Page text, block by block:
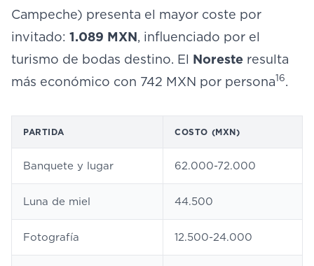
Campeche) presenta el mayor coste por
invitado: 1.089 MXN, influenciado por el
turismo de bodas destino. El Noreste resulta
más económico con 742 MXN por persona16.
PARTIDA COSTO (MXN)
Banquete y lugar 62.000-72.000
Luna de miel 44.500
Fotografía 12.500-24.000